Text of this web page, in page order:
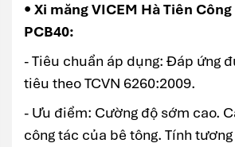
• Xi măng VICEM Hà Tiên
PCB40:
- Tiêu chuẩn áp dụng: Đáp ứng
tiêu theo TCVN 6260:2009.
- Ưu điểm: Cường độ sớm cao.
công tác của bê tông. Tính